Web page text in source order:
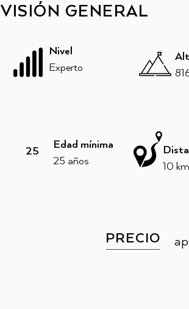
VISIÓN GENERAL
Nivel
Experto
25
Edad mínima
25 años
10
PRECIO